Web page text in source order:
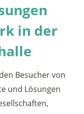
in der
Besucher von
und Lösungen